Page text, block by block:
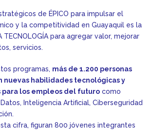
de ÉPICO para impulsar el
y la competitividad en Guayaquil es la
TECNOLOGÍA para agregar valor, mejorar
servicios.
programas, más de 1.200 personas
nuevas habilidades tecnológicas y
para los empleos del futuro como
Inteligencia Artificial, Ciberseguridad
cifra, figuran 800 jóvenes integrantes